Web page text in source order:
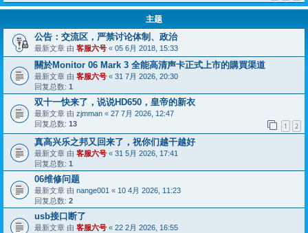
主题
公告：交流区，严禁讨论体制、政治
最新文章 由 客服六号 « 05 6月 2018, 15:33
關於Monitor 06 Mark 3 全能高清声卡正式上市的購買渠道
最新文章 由 客服六号 « 31 7月 2026, 20:30
回复总数: 1
双十一快来了，说说HD650，皇帝的新衣
最新文章 由 zjmman « 27 7月 2026, 12:47
回复总数: 13 1 2
真高兴乐之邦又回来了，祝你们越干越好
最新文章 由 客服六号 « 31 5月 2026, 17:41
回复总数: 1
06维修问题
最新文章 由 nange001 « 10 4月 2026, 11:23
回复总数: 2
usb接口断了
最新文章 由 客服六号 « 22 2月 2026, 16:55